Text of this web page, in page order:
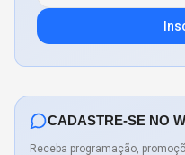
CADASTRE-SE NO
Receba programação,